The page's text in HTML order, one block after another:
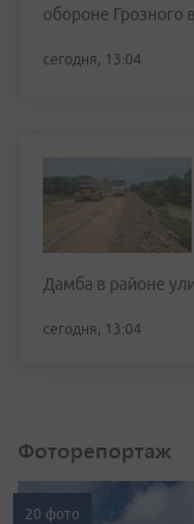
обороне Грозного
сегодня, 13:04
Дамба в районе
сегодня, 13:04
Фоторепортаж
20 фото